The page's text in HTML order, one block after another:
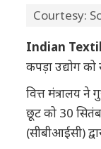
Courtesy:
Indian
कपड़ा उद्योग
वित्त मंत्रालय
छूट को 30
(सीबीआईसी)